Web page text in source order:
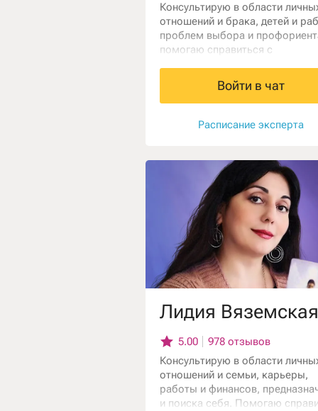
Консультирую в области
отношений и брака, детей и
проблем выбора и
помогаю справиться с
таро и астрологией. Приглашаю
познакомиться со своим
понять причины
сегодня.
Войти в чат
Расписание эксперта
Лидия Вяземская
5.00
978 отзывов
Консультирую в области
отношений и семьи, карьеры,
работы и финансов,
и поиска себя. Помогаю